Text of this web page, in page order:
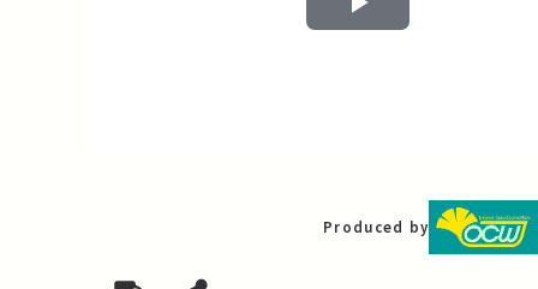
Play
Produced by